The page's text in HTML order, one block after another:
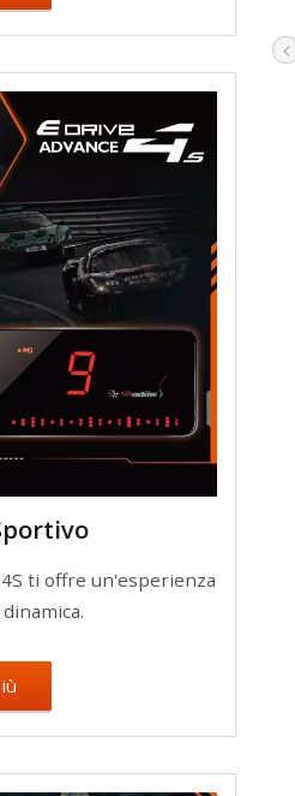
ti offre un'esperienza